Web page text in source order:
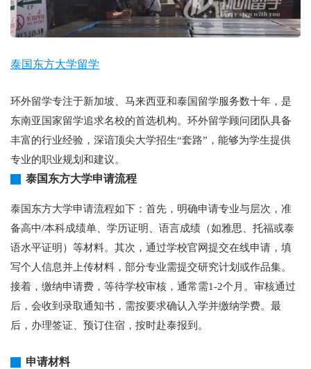
泰国东方大学留学
环外留学专注于新加坡、马来西亚和泰国留学服务数十年，是
东南亚国家留学追求名校的首选机构。环外留学顾问团队具备
丰富的行业经验，深谙顶尖大学招生“套路”，能够为学生提供
专业的职业规划和建议。
泰国东方大学申请流程
泰国东方大学申请流程如下：首先，明确申请专业与层次，准
备高中/本科成绩单、学历证明、语言成绩（如雅思、托福或泰
语水平证明）等材料。其次，通过学校官网提交在线申请，填
写个人信息并上传材料，部分专业需提交研究计划或作品集。
接着，缴纳申请费，等待学校审核，通常需1-2个月。审核通过
后，会收到录取通知书，需按要求确认入学并缴纳学费。最
后，办理签证、预订住宿，按时赴泰报到。
申请材料